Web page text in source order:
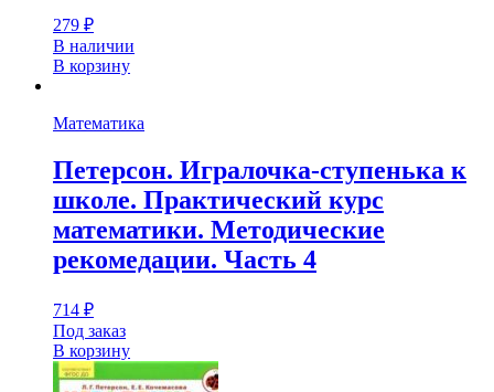
279 ₽
В наличии
В корзину
Математика
Петерсон. Игралочка-ступенька к
школе. Практический курс
математики. Методические
рекомедации. Часть 4
714 ₽
Под заказ
В корзину